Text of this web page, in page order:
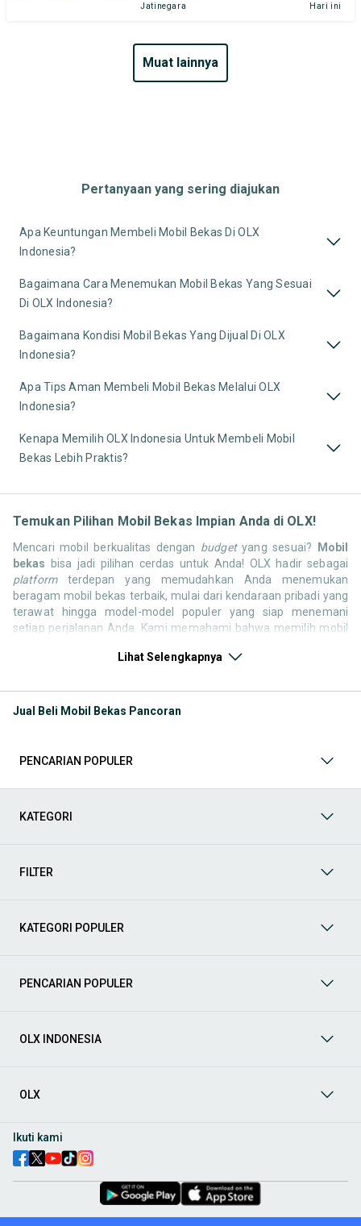
Jatinegara Hari ini
muat lainnya
Pertanyaan yang sering diajukan
Apa Keuntungan Membeli Mobil Bekas Di OLX
Indonesia?
Bagaimana Cara Menemukan Mobil Bekas Yang Sesuai
Di OLX Indonesia?
Bagaimana Kondisi Mobil Bekas Yang Dijual Di OLX
Indonesia?
Apa Tips Aman Membeli Mobil Bekas Melalui OLX
Indonesia?
Kenapa Memilih OLX Indonesia Untuk Membeli Mobil
Bekas Lebih Praktis?
Temukan Pilihan Mobil Bekas Impian Anda di OLX!
Mencari mobil berkualitas dengan budgetyang sesuai? Mobil
bekas bisa jadi pilihan cerdas untuk Anda! OLX hadir sebagai
platformterdepan yang memudahkan Anda menemukan
beragam mobil bekas terbaik, mulai dari kendaraan pribadi yang
terawat hingga model-model populer yang siap menemani
setiap perjalanan Anda. Kami memahami bahwa memilih mobil
ribuan daftar dari penjual terpercaya di seluruh Indonesia.
dengan gaya hidup, kebutuhan, danbudgetAnda!
Memilih mobil bekas yang tepat tentu bukan perkara mudah.
berkelas, atau mobil kota yang irit dan lincah? Di OLX, Anda akan
mobil bekas Anda berjalan lancar, efisien, dan menyenangkan.
berbagai jenis mobil baru maupun bekas dengan kondisi
Aksesoris Mobil: Lengkapi tampilan dan fungsionalitas mobil
aksesoris interior seperti sarung jok dan karpet, hingga
berbagai pilihan
, speaker, amplifier, subwoofer,
ingin meningkatkan kualitas suara dalam kabin
Spare Part Mobil
part mobiloriginal dan berkualitas dari OLX! Temukan
berbagai komponen penting mulai dari filter oli, kampas rem,
Lihat Selengkapnya
Jual Beli Mobil Bekas Pancoran
PENCARIAN POPULER
KATEGORI
FILTER
KATEGORI POPULER
PENCARIAN POPULER
OLX INDONESIA
OLX
Ikuti kami